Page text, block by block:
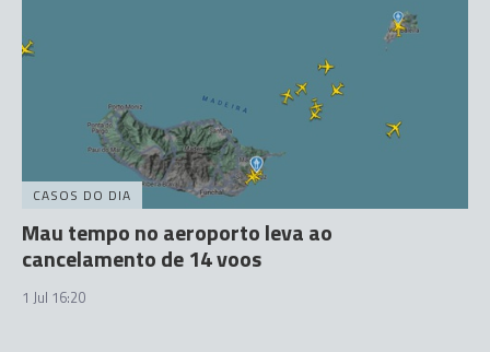
CASOS DO DIA
Mau tempo no aeroporto leva ao
cancelamento de 14 voos
1 Jul 16:20